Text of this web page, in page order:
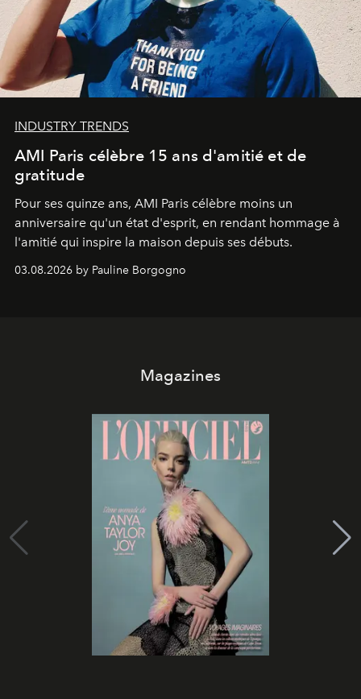
INDUSTRY TRENDS
AMI Paris célèbre 15 ans d'amitié et de
gratitude
Pour ses quinze ans, AMI Paris célèbre moins un
anniversaire qu'un état d'esprit, en rendant hommage à
l'amitié qui inspire la maison depuis ses débuts.
03.08.2026 by Pauline Borgogno
Magazines